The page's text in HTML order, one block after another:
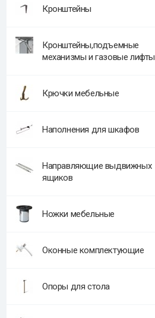
Кронштейны
Кронштейны,подъемные
механизмы и газовые лифты
Крючки мебельные
Наполнения для шкафов
Направляющие выдвижных
ящиков
Ножки мебельные
Оконные комплектующие
Опоры для стола